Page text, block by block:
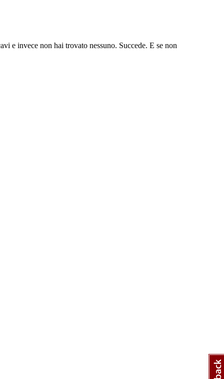
e invece non hai trovato nessuno. Succede. E se non